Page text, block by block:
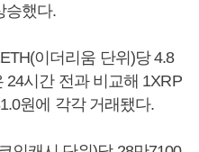
승했다.
이더리움 단위)당 4.8
24시간 전과 비교해 1XRP
원에 각각 거래됐다.